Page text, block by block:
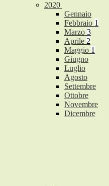
2020
Gennaio
Febbraio 1
Marzo 3
Aprile 2
Maggio 1
Giugno
Luglio
Agosto
Settembre
Ottobre
Novembre
Dicembre